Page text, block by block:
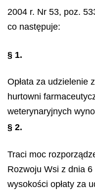
2004 r. Nr 53, poz.
co następuje:
§ 1.
Opłata za udzielenie
hurtowni
weterynaryjnych
§ 2.
Traci moc
Rozwoju Wsi z dnia
wysokości opłaty za